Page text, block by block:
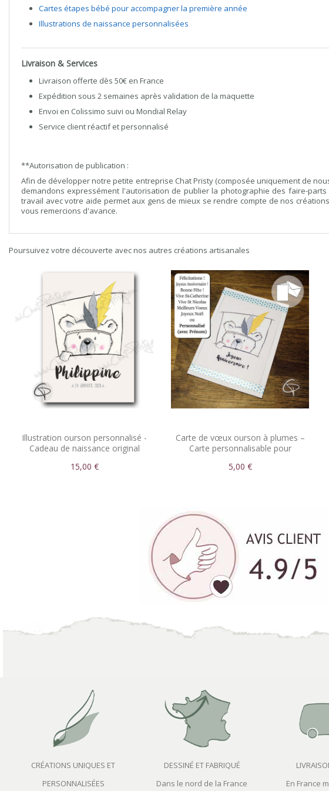
Cartes étapes bébé pour accompagner la première année
Illustrations de naissance personnalisées
Livraison & Services
Livraison offerte dès 50€ en France
Expédition sous 2 semaines après validation de la maquette
Envoi en Colissimo suivi ou Mondial Relay
Service client réactif et personnalisé
**Autorisation de publication :
Afin de développer notre petite entreprise Chat Pristy (composée uniquement de
demandons expressément l'autorisation de publier la photographie des faire-
travail avec votre aide permet aux gens de mieux se rendre compte de nos
vous remercions d'avance.
Poursuivez votre découverte avec nos autres créations artisanales
Illustration ourson personnalisé -
Cadeau de naissance original
15,00 €
Carte de vœux ourson à plumes –
Carte personnalisable pour
5,00 €
CRÉATIONS UNIQUES ET
PERSONNALISÉES
DESSINÉ ET FABRIQUÉ
Dans le nord de la France
En France